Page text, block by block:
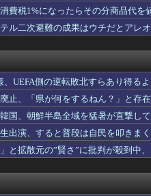
切る
なってしまう
ｗｗｗｗｗｗ
ことになるのは既定路線で...
げる
ｗ
ってくれない」って言って...
なし”だった
でやってる元バイトリーダ...
定を英報道…W杯権利売...
？」旦那「そうじゃないん...
に強烈なオナラが発生し観...
費税1%になったらその分商品代を
ル二次避難の成果はウチだとアレ
、UEFA側の逆転敗北すらあり得
止、「県が何をするねん？」と
国、朝鮮半島全域を猛暑が直撃
出演、すると普段は自民を叩き
と拡散元の”賢さ”に批判が殺到中